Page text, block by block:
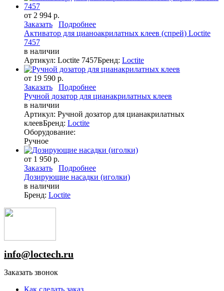
от 2 994 р.
Заказать
Подробнее
Активатор для цианоакрилатных клеев (спрей) Loctite
7457
в наличии
Артикул: Loctite 7457Бренд: Loctite
от 19 590 р.
Заказать
Подробнее
Ручной дозатор для цианакрилатных клеев
в наличии
Артикул: Ручной дозатор для цианакрилатных
клеевБренд: Loctite
Оборудование:
Ручное
от 1 950 р.
Заказать
Подробнее
Дозирующие насадки (иголки)
в наличии
Бренд: Loctite
info@loctech.ru
Заказать звонок
Как сделать заказ